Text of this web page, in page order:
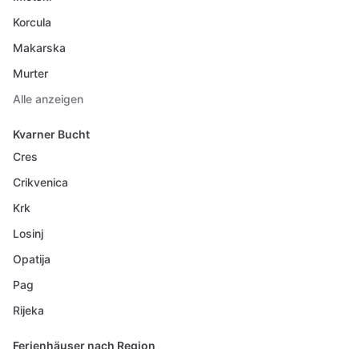
Korcula
Makarska
Murter
Alle anzeigen
Kvarner Bucht
Cres
Crikvenica
Krk
Losinj
Opatija
Pag
Rijeka
Ferienhäuser nach Region